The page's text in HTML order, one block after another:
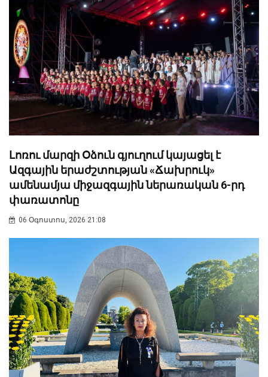
Լոռու մարզի Օձուն գյուղում կայացել է
Ազգային երաժշտության «Ճախրուկ»
ամենամյա միջազգային ներառական 6-րդ
փառատոնը
06 Օգոստոս, 2026 21:08